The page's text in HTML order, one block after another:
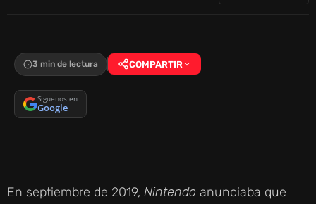
3 min de lectura COMPARTIR
Síguenos en
Google
En septiembre de 2019, Nintendo anunciaba que